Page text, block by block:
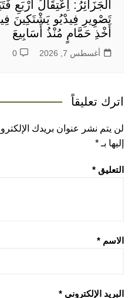
الْجَزَائِرُ: اِعْتِقَالُ
تَصْوِيرِ فِيدْيُو يَشْتَكِينَ
أَخْذِ حَمَّامٍ مُنْذُ أَسَابِيعَ
أغسطس 7, 2026 0
اترك تعليقاً
لن يتم نشر عنوان بريدك
إليها بـ *
التعليق *
الاسم *
البريد الإلكتروني *